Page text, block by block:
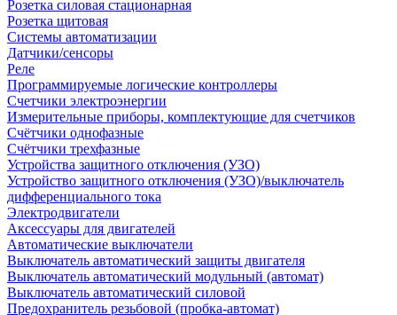
Розетка силовая стационарная
Розетка щитовая
Системы автоматизации
Датчики/сенсоры
Реле
Программируемые логические контроллеры
Счетчики электроэнергии
Измерительные приборы, комплектующие для счетчиков
Счётчики однофазные
Счётчики трехфазные
Устройства защитного отключения (УЗО)
Устройство защитного отключения (УЗО)/выключатель
дифференциального тока
Электродвигатели
Аксессуары для двигателей
Автоматические выключатели
Выключатель автоматический защиты двигателя
Выключатель автоматический модульный (автомат)
Выключатель автоматический силовой
Предохранитель резьбовой (пробка-автомат)